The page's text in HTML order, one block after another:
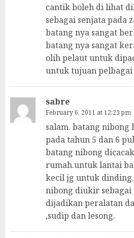
cantik boleh di lihat
sebagai senjata pada
batang nya sangat
batang nya sangat
olih pelaut untuk
untuk tujuan pelbagai
sabre
February 6, 2011 at 12:23 pm
salam. batang
pada tahun 5 dan 6
batang nibong
rumah.untuk lantai
kecil jg untuk
nibong diukir sebagai
dijadikan peralatan
,sudip dan lesong.